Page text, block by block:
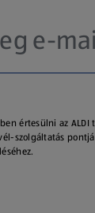
értesülni az
szolgáltatás